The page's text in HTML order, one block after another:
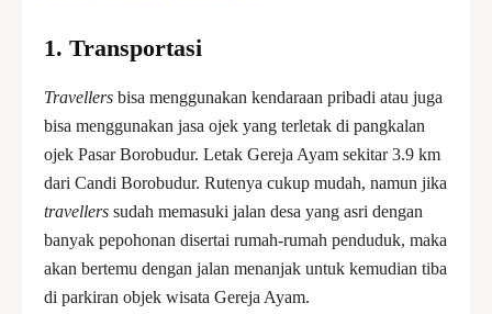
1. Transportasi
Travellers bisa menggunakan kendaraan pribadi atau juga
bisa menggunakan jasa ojek yang terletak di pangkalan
ojek Pasar Borobudur. Letak Gereja Ayam sekitar 3.9 km
dari Candi Borobudur. Rutenya cukup mudah, namun jika
travellers sudah memasuki jalan desa yang asri dengan
banyak pepohonan disertai rumah-rumah penduduk, maka
akan bertemu dengan jalan menanjak untuk kemudian tiba
di parkiran objek wisata Gereja Ayam.